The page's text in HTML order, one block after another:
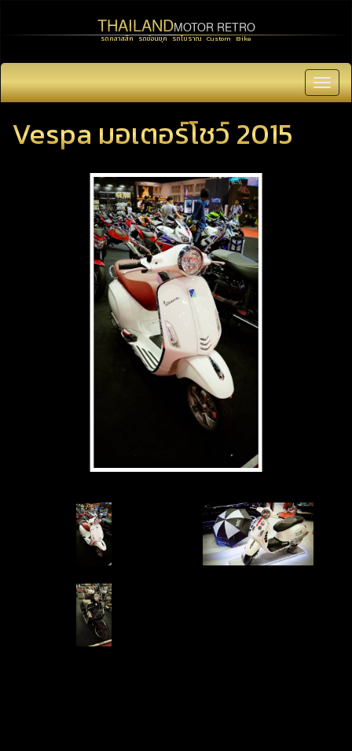
THAILANDMOTOR RETRO
รถคลาสสิค รถย้อนยุค รถโบราณ Custom Bike
Vespa มอเตอร์โชว์ 2015